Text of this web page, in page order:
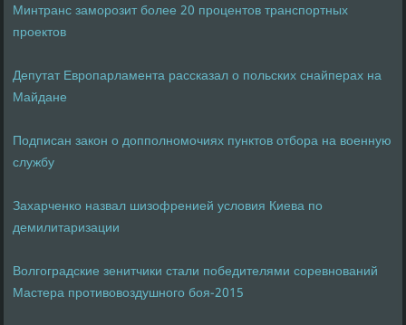
Минтранс заморозит более 20 процентов транспортных
проектов
Депутат Европарламента рассказал о польских снайперах на
Майдане
Подписан закон о допполномочиях пунктов отбора на военную
службу
Захарченко назвал шизофренией условия Киева по
демилитаризации
Волгоградские зенитчики стали победителями соревнований
Мастера противовоздушного боя-2015